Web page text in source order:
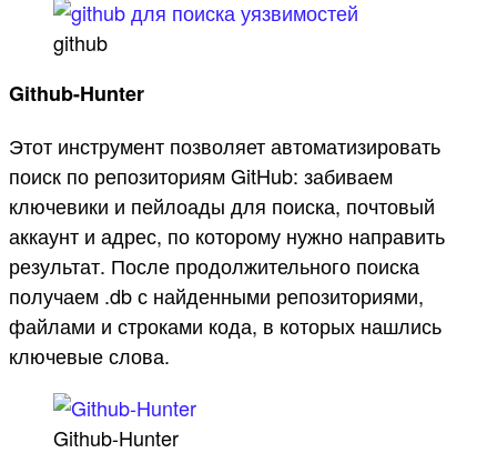
github
Github-Hunter
Этот инструмент позволяет автоматизировать
поиск по репозиториям GitHub: забиваем
ключевики и пейлоады для поиска, почтовый
аккаунт и адрес, по которому нужно направить
результат. После продолжительного поиска
получаем .db с найденными репозиториями,
файлами и строками кода, в которых нашлись
ключевые слова.
Github-Hunter